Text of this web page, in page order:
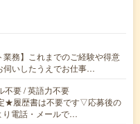
業務】これまでのご経験や得意
伺いしたうえでお仕事…
不要 / 英語力不要
★履歴書は不要です▽応募後の
り電話・メールで…